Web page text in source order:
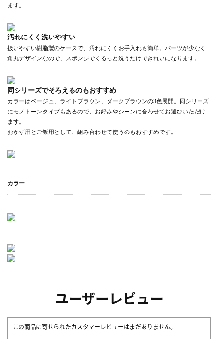
ます。
汚れにくく洗いやすい
扱いやすい樹脂製のケースで、汚れにくくお手入れも簡単。パーツが少なく
角丸デザインなので、スポンジでくるっと洗うだけできれいになります。
同シリーズでそろえるのもおすすめ
カラーはベージュ、ライトブラウン、ダークブラウンの3色展開。同シリーズ
にモノトーンタイプもあるので、お好みやシーンに合わせてお選びいただけ
ます。
おかず用とご飯用として、組み合わせて使うのもおすすめです。
カラー
ユーザーレビュー
この商品に寄せられたカスタマーレビューはまだありません。